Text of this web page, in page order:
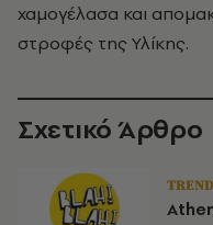
χαμογέλασα και
στροφές της Υλίκης.
Σχετικό Άρθρο